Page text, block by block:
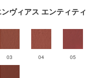
ヴィアス エンティティ
03 04 05